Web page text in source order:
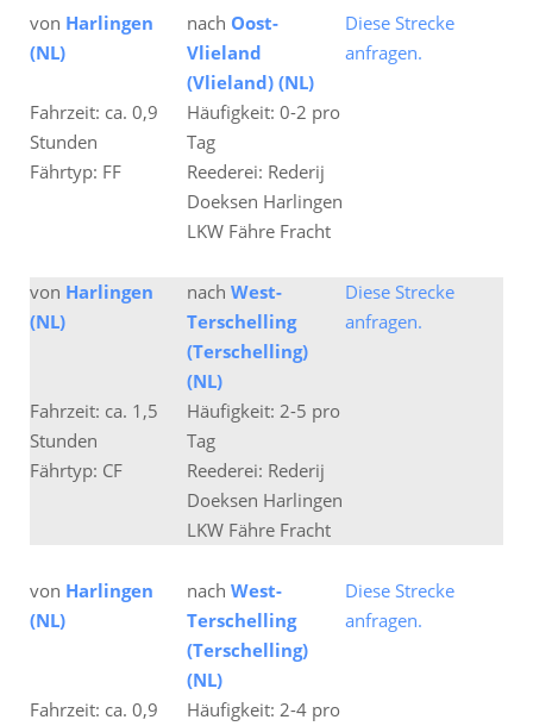
von Harlingen
(NL)
nach Oost-
Vlieland
(Vlieland) (NL)
Diese Strecke
anfragen.
Fahrzeit: ca. 0,9
Stunden
Häufigkeit: 0-2 pro
Tag
Fährtyp: FF
Reederei: Rederij
Doeksen Harlingen
LKW Fähre Fracht
von Harlingen
(NL)
nach West-
Terschelling
(Terschelling)
(NL)
Diese Strecke
anfragen.
Fahrzeit: ca. 1,5
Stunden
Häufigkeit: 2-5 pro
Tag
Fährtyp: CF
Reederei: Rederij
Doeksen Harlingen
LKW Fähre Fracht
von Harlingen
(NL)
nach West-
Terschelling
(Terschelling)
(NL)
Diese Strecke
anfragen.
Fahrzeit: ca. 0,9
Häufigkeit: 2-4 pro